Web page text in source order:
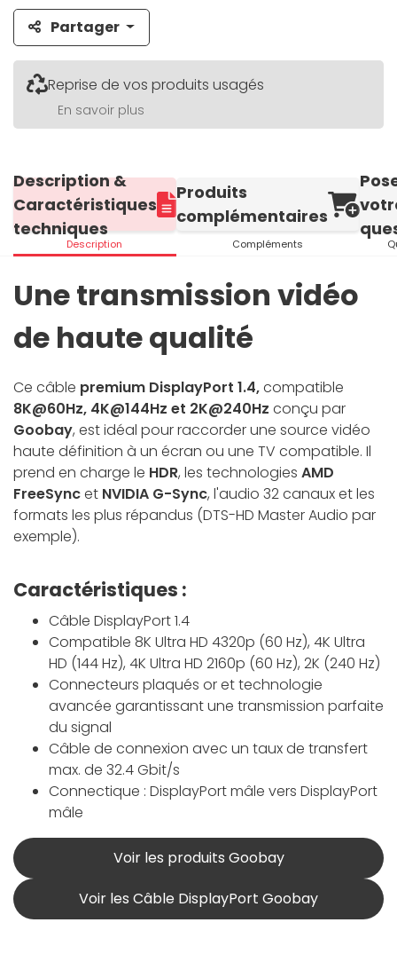
Partager
Reprise de vos produits usagés
En savoir plus
Description &
Caractéristiques
techniques
Description
Produits
complémentaires
Compléments
Une transmission vidéo
de haute qualité
Ce câble premium DisplayPort 1.4,compatible
8K@60Hz, 4K@144Hz et 2K@240Hz conçu par
Goobay, est idéal pour raccorder une source vidéo
haute définition à un écran ou une TV compatible. Il
prend en charge le HDR, les technologies AMD
FreeSyncet NVIDIA G-Sync, l'audio 32 canaux et les
formats les plus répandus (DTS-HD Master Audio par
exemple).
Caractéristiques :
Câble DisplayPort 1.4
Compatible 8K Ultra HD 4320p (60 Hz), 4K Ultra
HD (144 Hz), 4K Ultra HD 2160p (60 Hz), 2K (240 Hz)
Connecteurs plaqués or et technologie
avancée garantissant une transmission parfaite
du signal
Câble de connexion avec un taux de transfert
max. de 32.4 Gbit/s
Connectique : DisplayPort mâle vers DisplayPort
mâle
Voir les produits Goobay
Voir les Câble DisplayPort Goobay